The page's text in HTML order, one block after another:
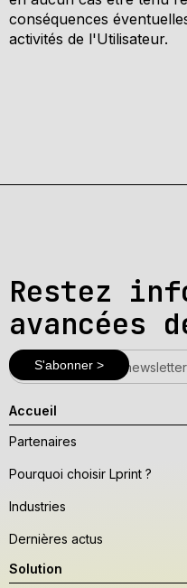
conséquences
activités de l'Utilisateur.
Restez
avancées
Accueil
Partenaires
Pourquoi choisir Lprint ?
Industries
Dernières actus
Solution